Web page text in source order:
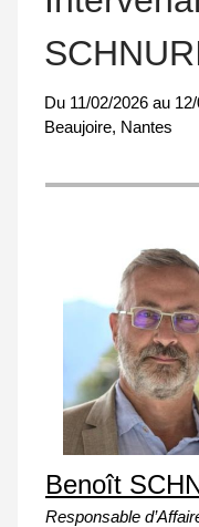
Du 11/02/2026 au
Beaujoire, Nantes
Benoît
Responsable